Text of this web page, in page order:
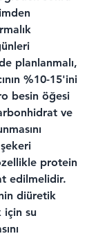
planlanmalı,
%10-15'ini
besin öğesi
ve
protein
edilmelidir.
diüretik
için su